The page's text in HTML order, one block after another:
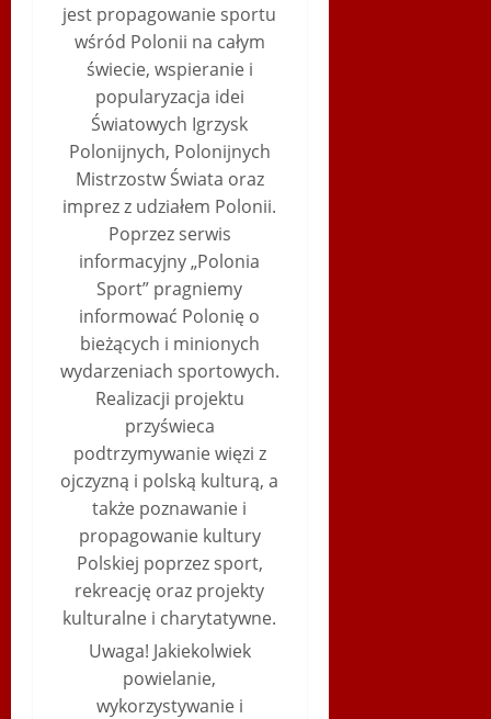
jest propagowanie sportu
wśród Polonii na całym
świecie, wspieranie i
popularyzacja idei
Światowych Igrzysk
Polonijnych, Polonijnych
Mistrzostw Świata oraz
imprez z udziałem Polonii.
Poprzez serwis
informacyjny „Polonia
Sport” pragniemy
informować Polonię o
bieżących i minionych
wydarzeniach sportowych.
Realizacji projektu
przyświeca
podtrzymywanie więzi z
ojczyzną i polską kulturą, a
także poznawanie i
propagowanie kultury
Polskiej poprzez sport,
rekreację oraz projekty
kulturalne i charytatywne.
Uwaga! Jakiekolwiek
powielanie,
wykorzystywanie i